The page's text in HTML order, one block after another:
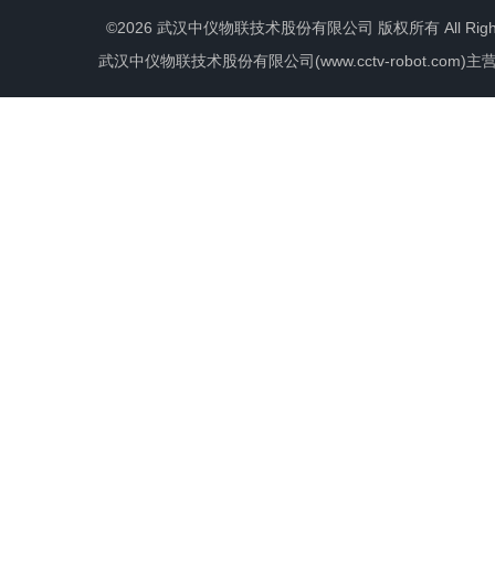
©2026 武汉中仪物联技术股份有限公司 版权所有 All
武汉中仪物联技术股份有限公司(www.cctv-robot.com)主